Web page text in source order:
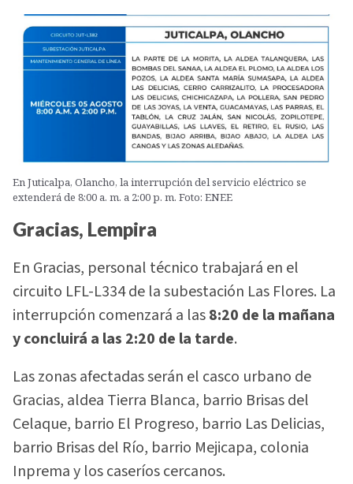
En Juticalpa, Olancho, la interrupción del servicio eléctrico se
extenderá de 8:00 a. m. a 2:00 p. m. Foto: ENEE
Gracias, Lempira
En Gracias, personal técnico trabajará en el
circuito LFL-L334 de la subestación Las Flores. La
interrupción comenzará a las8:20 de la mañana
y concluirá a las 2:20 de la tarde.
Las zonas afectadas serán el casco urbano de
Gracias, aldea Tierra Blanca, barrio Brisas del
Celaque, barrio El Progreso, barrio Las Delicias,
barrio Brisas del Río, barrio Mejicapa, colonia
Inprema y los caseríos cercanos.